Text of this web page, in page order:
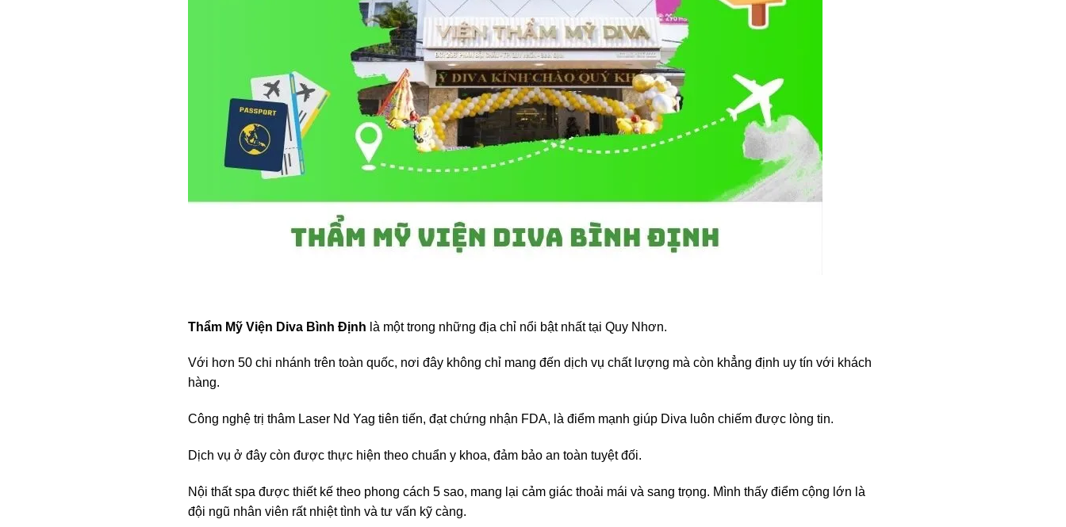
Thẩm Mỹ Viện Diva Bình Định là một trong những địa chỉ nổi bật nhất tại Quy Nhơn.
Với hơn 50 chi nhánh trên toàn quốc, nơi đây không chỉ mang đến dịch vụ chất lượng mà còn khẳng định uy tín với khách
hàng.
Công nghệ trị thâm Laser Nd Yag tiên tiến, đạt chứng nhận FDA, là điểm mạnh giúp Diva luôn chiếm được lòng tin.
Dịch vụ ở đây còn được thực hiện theo chuẩn y khoa, đảm bảo an toàn tuyệt đối.
Nội thất spa được thiết kế theo phong cách 5 sao, mang lại cảm giác thoải mái và sang trọng. Mình thấy điểm cộng lớn là
đội ngũ nhân viên rất nhiệt tình và tư vấn kỹ càng.